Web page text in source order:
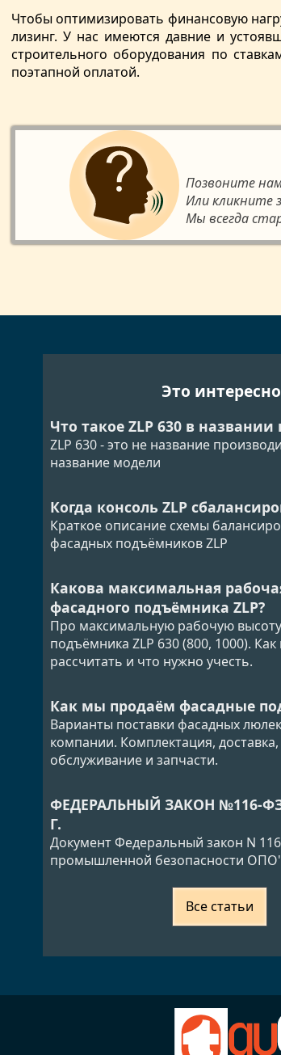
Чтобы оптимизировать финансовую
лизинг. У нас имеются давние и
строительного оборудования по
поэтапной оплатой.
Позвоните
Или кликните
Мы всегда
Это интересно
Что такое ZLP 630 в
ZLP 630 - это не название
название модели
Когда консоль ZLP
Краткое описание схемы
фасадных подъёмников ZLP
Какова максимальная
фасадного подъёмника ZLP?
Про максимальную рабочую
подъёмника ZLP 630 (800, 1000).
рассчитать и что нужно учесть.
Как мы продаём фасадные
Варианты поставки фасадных
компании. Комплектация, доставка,
обслуживание и запчасти.
ФЕДЕРАЛЬНЫЙ ЗАКОН №116-ФЗ
Г.
Документ Федеральный закон N
промышленной безопасности
Все статьи